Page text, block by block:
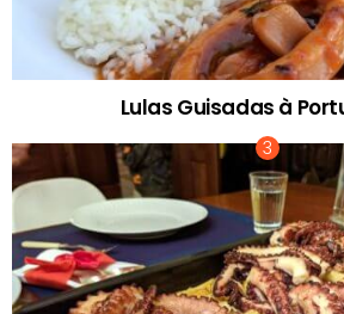
Lulas Guisadas à